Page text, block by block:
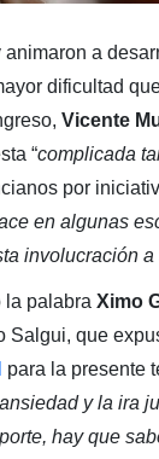
a
dificultad
Vicente
“complicada
por
en algunas
involucración
la palabra Ximo
Salgui, que
para la presente
y la ira
hay que